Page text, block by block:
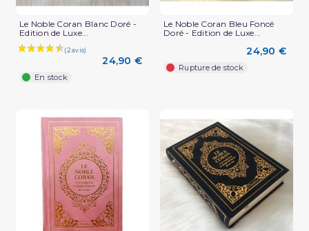
Le Noble Coran Blanc Doré -
Edition de Luxe...
24,90 €
En stock
Le Noble Coran Bleu Foncé
Doré - Edition de Luxe...
24,90 €
Rupture de stock